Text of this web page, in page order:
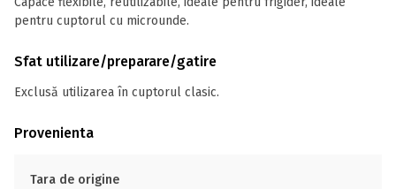
pentru cuptorul cu microunde.
Sfat utilizare/preparare/gatire
Exclusă utilizarea în cuptorul clasic.
Provenienta
Tara de origine